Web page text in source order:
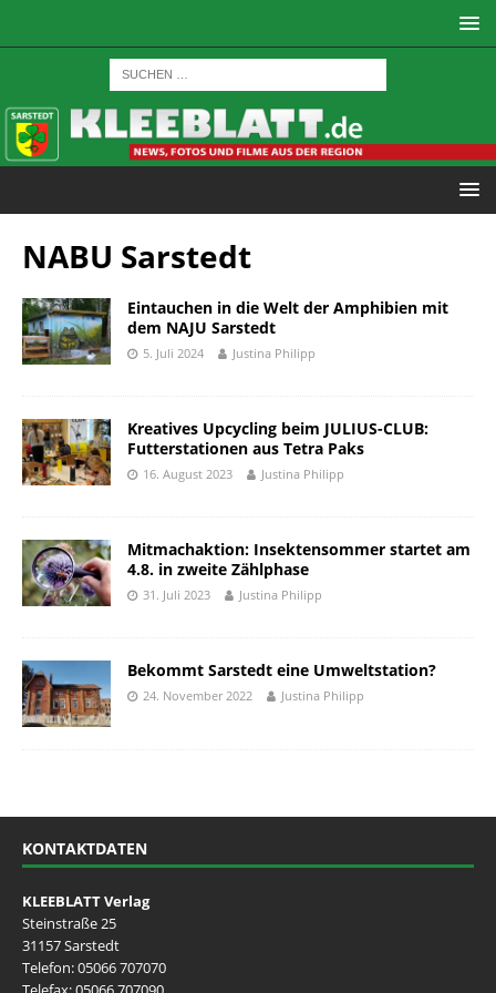
NABU Sarstedt
Eintauchen in die Welt der Amphibien mit
dem NAJU Sarstedt
5. Juli 2024 Justina Philipp
Kreatives Upcycling beim JULIUS-CLUB:
Futterstationen aus Tetra Paks
16. August 2023 Justina Philipp
Mitmachaktion: Insektensommer startet am
4.8. in zweite Zählphase
31. Juli 2023 Justina Philipp
Bekommt Sarstedt eine Umweltstation?
24. November 2022 Justina Philipp
KONTAKTDATEN
KLEEBLATT Verlag
Steinstraße 25
31157 Sarstedt
Telefon:05066 707070